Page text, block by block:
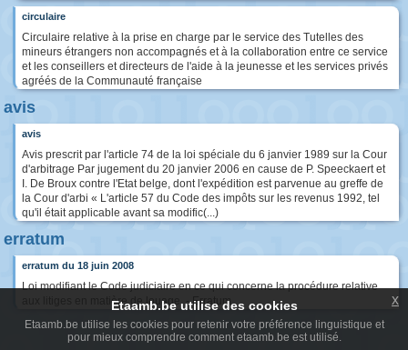
circulaire
Circulaire relative à la prise en charge par le service des Tutelles des
mineurs étrangers non accompagnés et à la collaboration entre ce service
et les conseillers et directeurs de l'aide à la jeunesse et les services privés
agréés de la Communauté française
avis
avis
Avis prescrit par l'article 74 de la loi spéciale du 6 janvier 1989 sur la Cour
d'arbitrage Par jugement du 20 janvier 2006 en cause de P. Speeckaert et
I. De Broux contre l'Etat belge, dont l'expédition est parvenue au greffe de
la Cour d'arbi « L'article 57 du Code des impôts sur les revenus 1992, tel
qu'il était applicable avant sa modific(...)
erratum
erratum du 18 juin 2008
Loi modifiant le Code judiciaire en ce qui concerne la procédure relative
aux litiges en matière de louage. - Erratum
Etaamb.be utilise des cookies
Etaamb.be utilise les cookies pour retenir votre préférence linguistique et
pour mieux comprendre comment etaamb.be est utilisé.
x